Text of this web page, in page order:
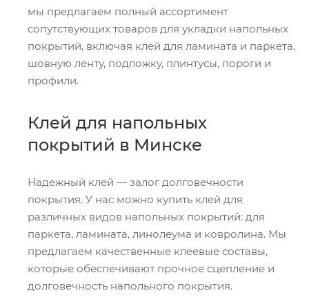
мы предлагаем полный ассортимент
сопутствующих товаров для укладки напольных
покрытий, включая клей для ламината и паркета,
шовную ленту, подложку, плинтусы, пороги и
профили.
Клей для напольных
покрытий в Минске
Надежный клей — залог долговечности
покрытия. У нас можно купить клей для
различных видов напольных покрытий: для
паркета, ламината, линолеума и ковролина. Мы
предлагаем качественные клеевые составы,
которые обеспечивают прочное сцепление и
долговечность напольного покрытия.